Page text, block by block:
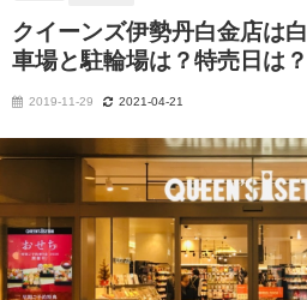
クイーンズ伊勢丹白金店は
車場と駐輪場は？特売日は？
2019-11-29 2021-04-21